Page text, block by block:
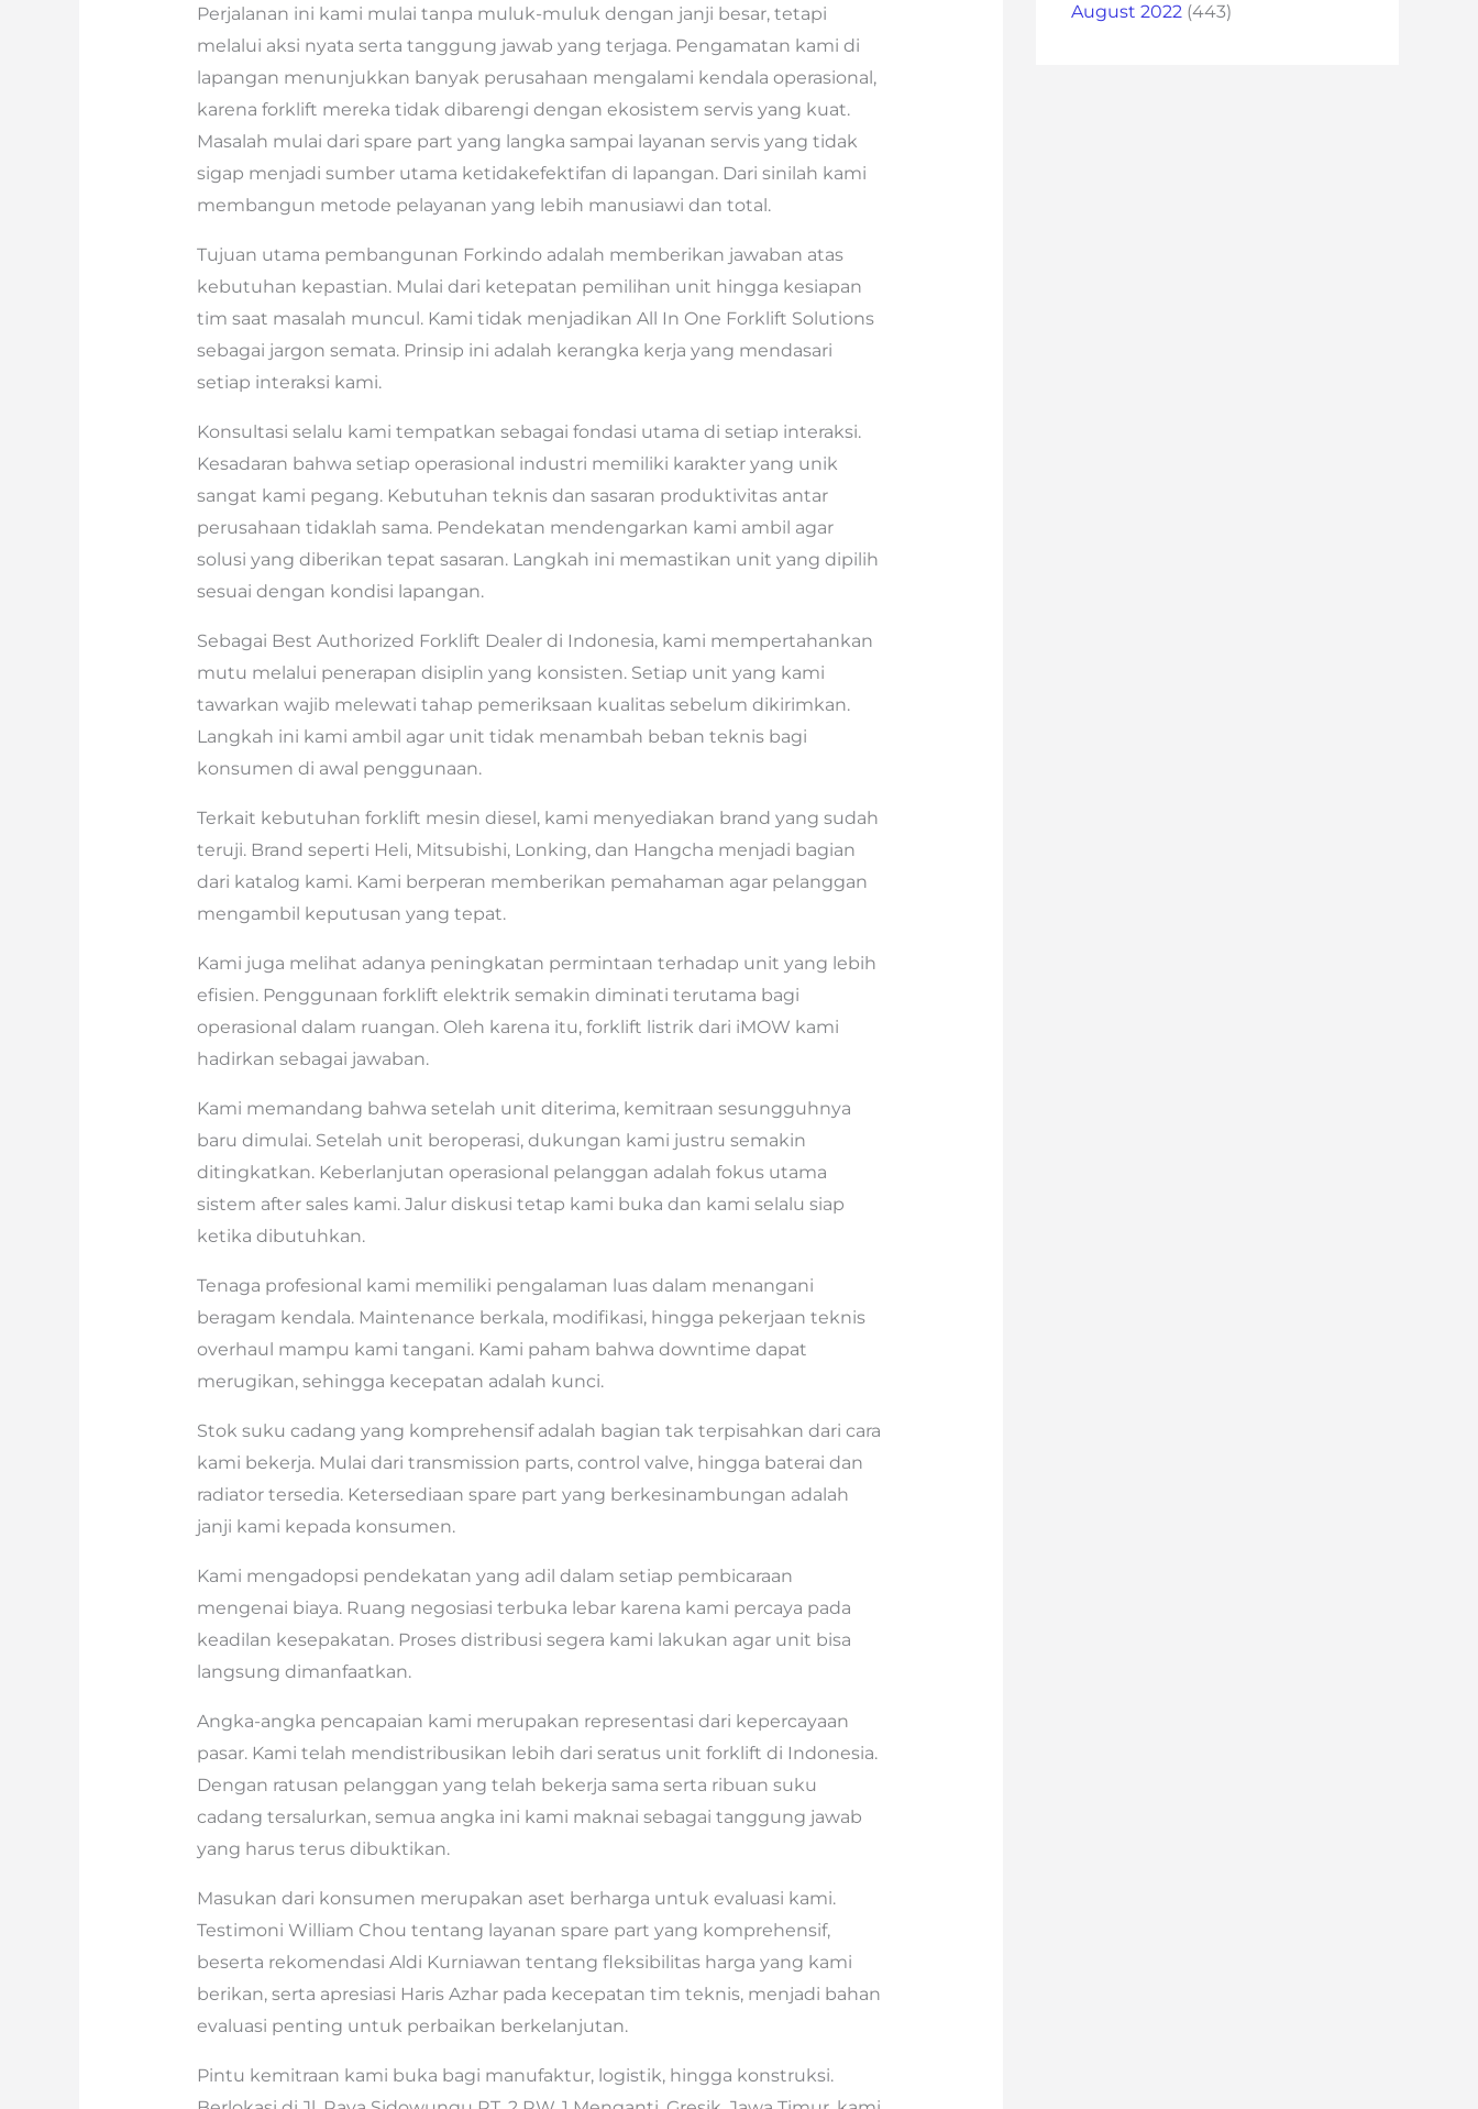
Perjalanan ini kami mulai tanpa muluk-muluk dengan janji besar, tetapi
melalui aksi nyata serta tanggung jawab yang terjaga. Pengamatan kami di
lapangan menunjukkan banyak perusahaan mengalami kendala operasional,
karena forklift mereka tidak dibarengi dengan ekosistem servis yang kuat.
Masalah mulai dari spare part yang langka sampai layanan servis yang tidak
sigap menjadi sumber utama ketidakefektifan di lapangan. Dari sinilah kami
membangun metode pelayanan yang lebih manusiawi dan total.
Tujuan utama pembangunan Forkindo adalah memberikan jawaban atas
kebutuhan kepastian. Mulai dari ketepatan pemilihan unit hingga kesiapan
tim saat masalah muncul. Kami tidak menjadikan All In One Forklift Solutions
sebagai jargon semata. Prinsip ini adalah kerangka kerja yang mendasari
setiap interaksi kami.
Konsultasi selalu kami tempatkan sebagai fondasi utama di setiap interaksi.
Kesadaran bahwa setiap operasional industri memiliki karakter yang unik
sangat kami pegang. Kebutuhan teknis dan sasaran produktivitas antar
perusahaan tidaklah sama. Pendekatan mendengarkan kami ambil agar
solusi yang diberikan tepat sasaran. Langkah ini memastikan unit yang dipilih
sesuai dengan kondisi lapangan.
Sebagai Best Authorized Forklift Dealer di Indonesia, kami mempertahankan
mutu melalui penerapan disiplin yang konsisten. Setiap unit yang kami
tawarkan wajib melewati tahap pemeriksaan kualitas sebelum dikirimkan.
Langkah ini kami ambil agar unit tidak menambah beban teknis bagi
konsumen di awal penggunaan.
Terkait kebutuhan forklift mesin diesel, kami menyediakan brand yang sudah
teruji. Brand seperti Heli, Mitsubishi, Lonking, dan Hangcha menjadi bagian
dari katalog kami. Kami berperan memberikan pemahaman agar pelanggan
mengambil keputusan yang tepat.
Kami juga melihat adanya peningkatan permintaan terhadap unit yang lebih
efisien. Penggunaan forklift elektrik semakin diminati terutama bagi
operasional dalam ruangan. Oleh karena itu, forklift listrik dari iMOW kami
hadirkan sebagai jawaban.
Kami memandang bahwa setelah unit diterima, kemitraan sesungguhnya
baru dimulai. Setelah unit beroperasi, dukungan kami justru semakin
ditingkatkan. Keberlanjutan operasional pelanggan adalah fokus utama
sistem after sales kami. Jalur diskusi tetap kami buka dan kami selalu siap
ketika dibutuhkan.
Tenaga profesional kami memiliki pengalaman luas dalam menangani
beragam kendala. Maintenance berkala, modifikasi, hingga pekerjaan teknis
overhaul mampu kami tangani. Kami paham bahwa downtime dapat
merugikan, sehingga kecepatan adalah kunci.
Stok suku cadang yang komprehensif adalah bagian tak terpisahkan dari cara
kami bekerja. Mulai dari transmission parts, control valve, hingga baterai dan
radiator tersedia. Ketersediaan spare part yang berkesinambungan adalah
janji kami kepada konsumen.
Kami mengadopsi pendekatan yang adil dalam setiap pembicaraan
mengenai biaya. Ruang negosiasi terbuka lebar karena kami percaya pada
keadilan kesepakatan. Proses distribusi segera kami lakukan agar unit bisa
langsung dimanfaatkan.
Angka-angka pencapaian kami merupakan representasi dari kepercayaan
pasar. Kami telah mendistribusikan lebih dari seratus unit forklift di Indonesia.
Dengan ratusan pelanggan yang telah bekerja sama serta ribuan suku
cadang tersalurkan, semua angka ini kami maknai sebagai tanggung jawab
yang harus terus dibuktikan.
Masukan dari konsumen merupakan aset berharga untuk evaluasi kami.
Testimoni William Chou tentang layanan spare part yang komprehensif,
beserta rekomendasi Aldi Kurniawan tentang fleksibilitas harga yang kami
berikan, serta apresiasi Haris Azhar pada kecepatan tim teknis, menjadi bahan
evaluasi penting untuk perbaikan berkelanjutan.
Pintu kemitraan kami buka bagi manufaktur, logistik, hingga konstruksi.
August 2022 (443)